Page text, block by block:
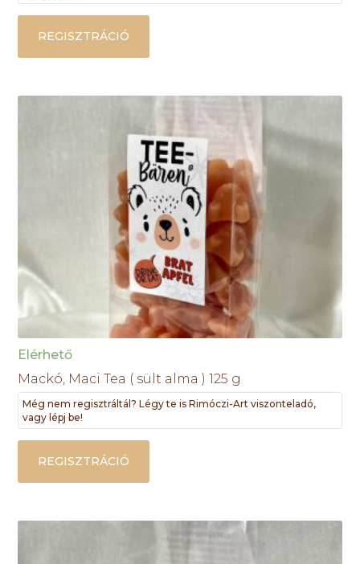
REGISZTRÁCIÓ
Elérhető
Mackó, Maci Tea ( sült alma ) 125 g
Még nem regisztráltál? Légy te is Rimóczi-Art viszonteladó,
vagy lépj be!
REGISZTRÁCIÓ